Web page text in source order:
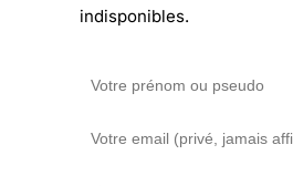
indisponibles.